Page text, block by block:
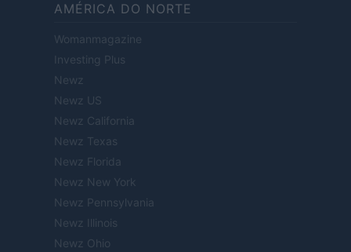
AMÉRICA DO NORTE
Womanmagazine
Investing Plus
Newz
Newz US
Newz California
Newz Texas
Newz Florida
Newz New York
Newz Pennsylvania
Newz Illinois
Newz Ohio